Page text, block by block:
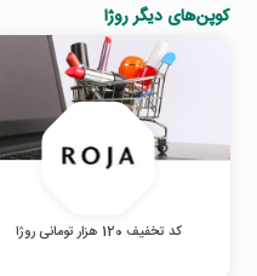
کوپن‌های دیگر روژا
کد تخفیف 120 هزار تومانی روژا